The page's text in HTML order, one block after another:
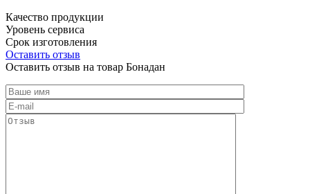
Качество продукции
Уровень сервиса
Срок изготовления
Оставить отзыв
Оставить отзыв на товар Бонадан